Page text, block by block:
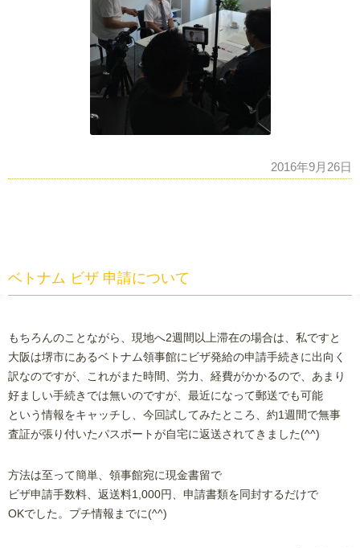
2016年9月26日
ベトナム ビザ 申請について
もちろんのことながら、現地へ2週間以上滞在の場合は、私ですと
大阪は堺市にあるベトナム領事館にビザ発給の申請手続きに出向く
訳なのですが、これがまた時間、労力、経費がかかるので、あまり
好ましい手続きでは無いのですが、最近になって郵送でも可能
という情報をキャッチし、今回試してみたところ、約1週間で無事
査証が張り付いたパスポートが自宅に返送されてきました(^^)
方法は至って簡単、領事館宛に現金書留で
ビザ申請手数料、返送料1,000円、申請書類を同封するだけで
OKでした。プチ情報までに(^^)